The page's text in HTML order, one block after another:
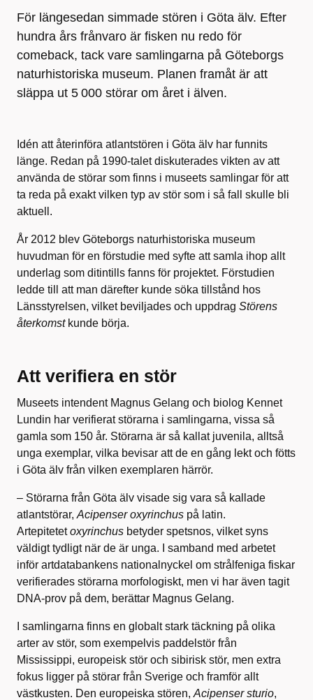
För längesedan simmade stören i Göta älv. Efter
hundra års frånvaro är fisken nu redo för
comeback, tack vare samlingarna på Göteborgs
naturhistoriska museum. Planen framåt är att
släppa ut 5 000 störar om året i älven.
Idén att återinföra atlantstören i Göta älv har funnits
länge. Redan på 1990-talet diskuterades vikten av att
använda de störar som finns i museets samlingar för att
ta reda på exakt vilken typ av stör som i så fall skulle bli
aktuell.
År 2012 blev Göteborgs naturhistoriska museum
huvudman för en förstudie med syfte att samla ihop allt
underlag som ditintills fanns för projektet. Förstudien
ledde till att man därefter kunde söka tillstånd hos
Länsstyrelsen, vilket beviljades och uppdrag Störens
återkomstkunde börja.
Att verifiera en stör
Museets intendent Magnus Gelang och biolog Kennet
Lundin har verifierat störarna i samlingarna, vissa så
gamla som 150 år. Störarna är så kallat juvenila, alltså
unga exemplar, vilka bevisar att de en gång lekt och fötts
i Göta älv från vilken exemplaren härrör.
– Störarna från Göta älv visade sig vara så kallade
atlantstörar, Acipenser oxyrinchus på latin.
Artepitetetoxyrinchus betyder spetsnos, vilket syns
väldigt tydligt när de är unga. I samband med arbetet
inför artdatabankens nationalnyckel om strålfeniga fiskar
verifierades störarna morfologiskt, men vi har även tagit
DNA-prov på dem, berättar Magnus Gelang.
I samlingarna finns en globalt stark täckning på olika
arter av stör, som exempelvis paddelstör från
Mississippi, europeisk stör och sibirisk stör, men extra
fokus ligger på störar från Sverige och framför allt
västkusten. Den europeiska stören, Acipenser sturio,